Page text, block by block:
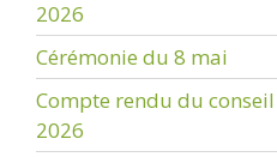
2026
Cérémonie du 8 mai
Compte rendu du
2026